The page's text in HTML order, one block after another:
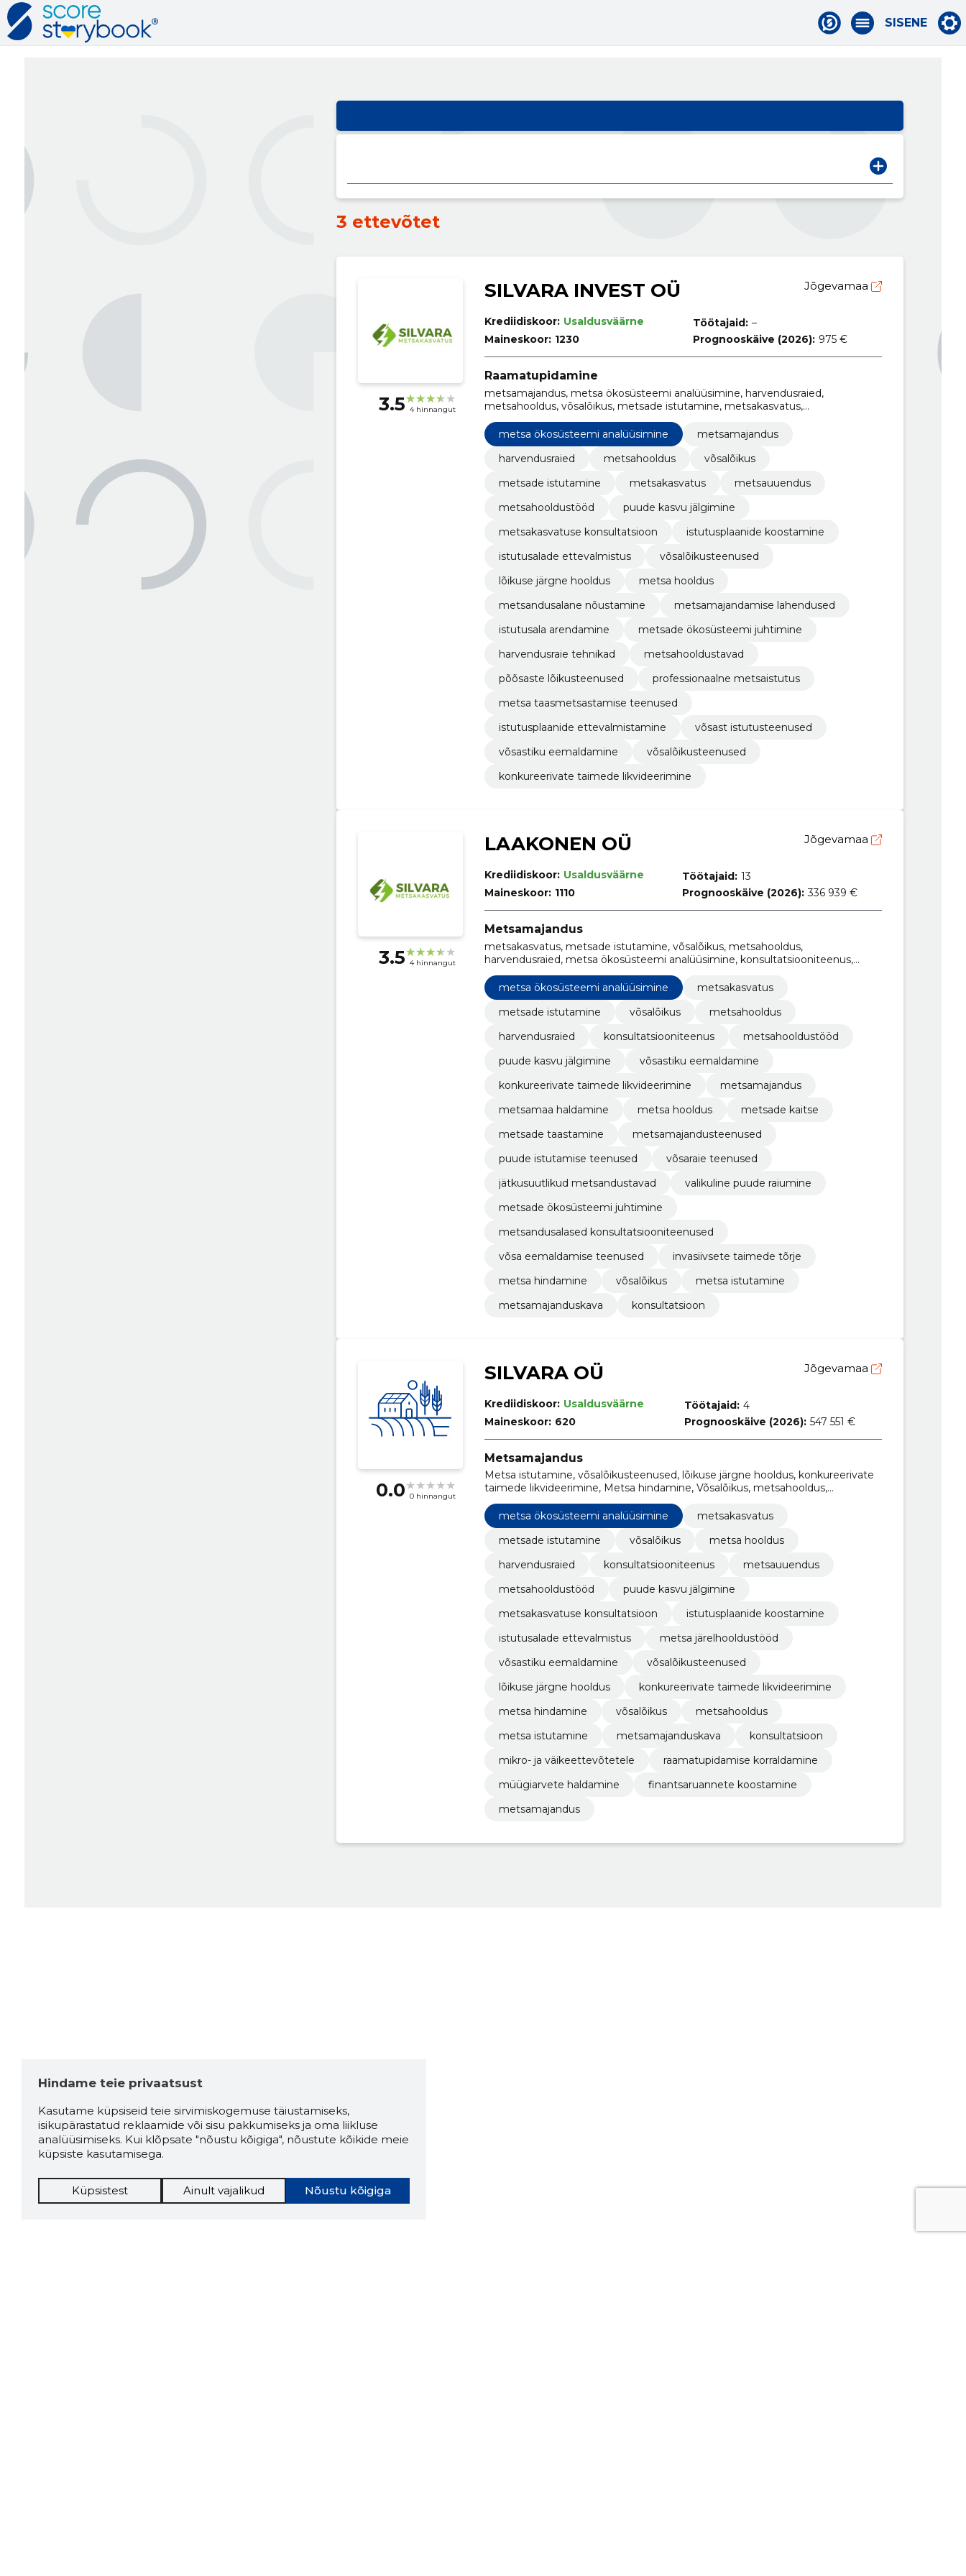
SISENE
3 ettevõtet
3.5 4 hinnangut
SILVARA INVEST OÜ Jõgevamaa
Krediidiskoor: Usaldusväärne
Maineskoor: 1230
Töötajaid: –
Prognooskäive (2026): 975 €
Raamatupidamine
metsamajandus, metsa ökosüsteemi analüüsimine, harvendusraied,
metsahooldus, võsalõikus, metsade istutamine, metsakasvatus,
metsauuendus, metsahooldustööd, puude kasvu jälgimine
metsa ökosüsteemi analüüsimine
metsamajandus
harvendusraied
metsahooldus
võsalõikus
metsade istutamine
metsakasvatus
metsauuendus
metsahooldustööd
puude kasvu jälgimine
metsakasvatuse konsultatsioon
istutusplaanide koostamine
istutusalade ettevalmistus
võsalõikusteenused
lõikuse järgne hooldus
metsa hooldus
metsandusalane nõustamine
metsamajandamise lahendused
istutusala arendamine
metsade ökosüsteemi juhtimine
harvendusraie tehnikad
metsahooldustavad
põõsaste lõikusteenused
professionaalne metsaistutus
metsa taasmetsastamise teenused
istutusplaanide ettevalmistamine
võsast istutusteenused
võsastiku eemaldamine
võsalõikusteenused
konkureerivate taimede likvideerimine
3.5 4 hinnangut
LAAKONEN OÜ Jõgevamaa
Krediidiskoor: Usaldusväärne
Maineskoor: 1110
Töötajaid: 13
Prognooskäive (2026): 336 939 €
Metsamajandus
metsakasvatus, metsade istutamine, võsalõikus, metsahooldus,
harvendusraied, metsa ökosüsteemi analüüsimine, konsultatsiooniteenus,
metsa ökosüsteemi analüüsimine
metsakasvatus
metsade istutamine
võsalõikus
metsahooldus
harvendusraied
konsultatsiooniteenus
metsahooldustööd
puude kasvu jälgimine
võsastiku eemaldamine
konkureerivate taimede likvideerimine
metsamajandus
metsamaa haldamine
metsa hooldus
metsade kaitse
metsade taastamine
metsamajandusteenused
puude istutamise teenused
võsaraie teenused
jätkusuutlikud metsandustavad
valikuline puude raiumine
metsade ökosüsteemi juhtimine
metsandusalased konsultatsiooniteenused
võsa eemaldamise teenused
invasiivsete taimede tõrje
metsa hindamine
võsalõikus
metsa istutamine
metsamajanduskava
konsultatsioon
0.0 0 hinnangut
SILVARA OÜ Jõgevamaa
Krediidiskoor: Usaldusväärne
Maineskoor: 620
Töötajaid: 4
Prognooskäive (2026): 547 551 €
Metsamajandus
Metsa istutamine, võsalõikusteenused, lõikuse järgne hooldus, konkureerivate
taimede likvideerimine, Metsa hindamine, Võsalõikus, metsahooldus,
müügiarvete haldamine, raamatupidamise korraldamine, mikro- ja
väikeettevõtetele
metsa ökosüsteemi analüüsimine
metsakasvatus
metsade istutamine
võsalõikus
metsa hooldus
harvendusraied
konsultatsiooniteenus
metsauuendus
metsahooldustööd
puude kasvu jälgimine
metsakasvatuse konsultatsioon
istutusplaanide koostamine
istutusalade ettevalmistus
metsa järelhooldustööd
võsastiku eemaldamine
võsalõikusteenused
lõikuse järgne hooldus
konkureerivate taimede likvideerimine
metsa hindamine
võsalõikus
metsahooldus
metsa istutamine
metsamajanduskava
konsultatsioon
mikro- ja väikeettevõtetele
raamatupidamise korraldamine
müügiarvete haldamine
finantsaruannete koostamine
metsamajandus
Hindame teie privaatsust
Kasutame küpsiseid teie sirvimiskogemuse täiustamiseks,
isikupärastatud reklaamide või sisu pakkumiseks ja oma liikluse
analüüsimiseks. Kui klõpsate "nõustu kõigiga", nõustute kõikide meie
küpsiste kasutamisega.
Nõustu kõigiga
Küpsistest Ainult vajalikud